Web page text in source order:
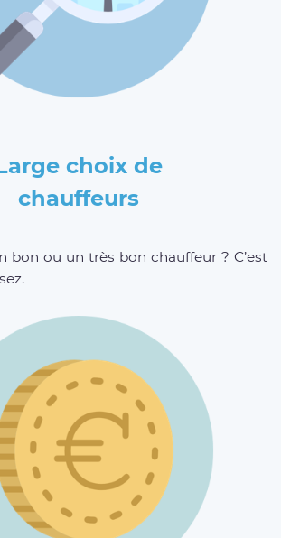
choix de
chauffeurs
bon ou un très bon chauffeur ? C’est